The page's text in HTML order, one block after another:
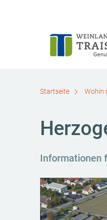
Startseite Wohin
Informationen